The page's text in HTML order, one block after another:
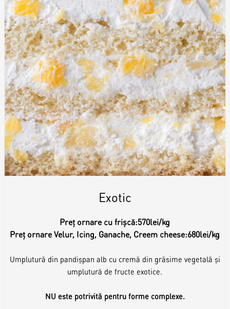
Exotic
Preț ornare cu frișcă:570lei/kg
Preț ornare Velur, Icing, Ganache, Creem cheese:680lei/kg
Umplutură din pandișpan alb cu cremă din grăsime vegetală și
umplutură de fructe exotice.
NU este potrivită pentru forme complexe.